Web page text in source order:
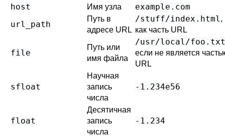
host
Имя узла
example.com
url_path
Путь в
адресе URL
/stuff/index.html,
как часть URL
file
Путь или
имя файла
/usr/local/foo.txt
если не является
URL
sfloat
Научная
запись
числа
-1.234e56
float
Десятичная
запись
числа
-1.234